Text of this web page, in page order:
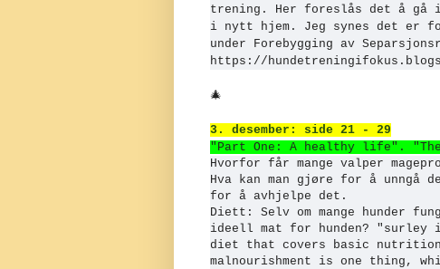
trening. Her foreslås det å gå i
i nytt hjem. Jeg synes det er
under Forebygging av
https://
🎄
3. desember: side 21 - 29
"Part One: A healthy life".
Hvorfor får mange valper
Hva kan man gjøre for å unngå
for å avhjelpe det.
Diett: Selv om mange hunder
ideell mat for hunden?
diet that covers basic
malnourishment is one thing,